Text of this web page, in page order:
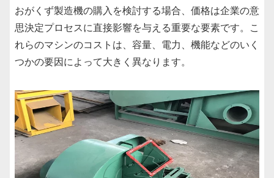
おがくず製造機の購入を検討する場合、価格は企業の意
思決定プロセスに直接影響を与える重要な要素です。こ
れらのマシンのコストは、容量、電力、機能などのいく
つかの要因によって大きく異なります。